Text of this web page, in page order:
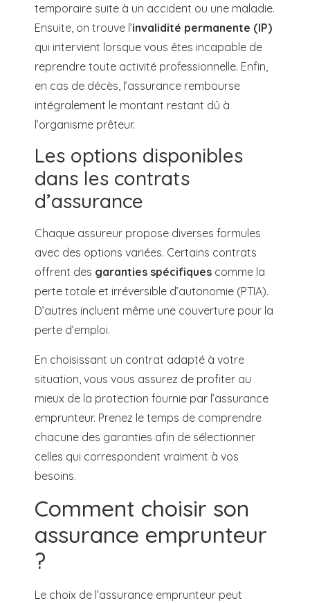
temporaire suite à un accident ou une maladie.
Ensuite, on trouve l’invalidité permanente (IP)
qui intervient lorsque vous êtes incapable de
reprendre toute activité professionnelle. Enfin,
en cas de décès, l’assurance rembourse
intégralement le montant restant dû à
l’organisme prêteur.
Les options disponibles
dans les contrats
d’assurance
Chaque assureur propose diverses formules
avec des options variées. Certains contrats
offrent des garanties spécifiques comme la
perte totale et irréversible d’autonomie (PTIA).
D’autres incluent même une couverture pour la
perte d’emploi.
En choisissant un contrat adapté à votre
situation, vous vous assurez de profiter au
mieux de la protection fournie par l’assurance
emprunteur. Prenez le temps de comprendre
chacune des garanties afin de sélectionner
celles qui correspondent vraiment à vos
besoins.
Comment choisir son
assurance emprunteur
?
Le choix de l’assurance emprunteur peut